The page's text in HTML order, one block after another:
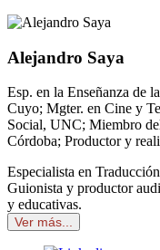
Alejandro Saya
Esp. en la Enseñanza de
Cuyo; Mgter. en Cine y
Social, UNC; Miembro
Córdoba; Productor y
Especialista en
Guionista y productor
y educativas.
Ver más...